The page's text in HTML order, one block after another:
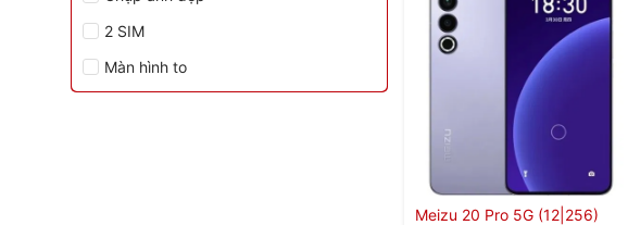
2 SIM
Màn hình to
Meizu 20 Pro 5G (12|256)